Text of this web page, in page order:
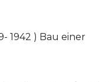
1942 ) Bau einer